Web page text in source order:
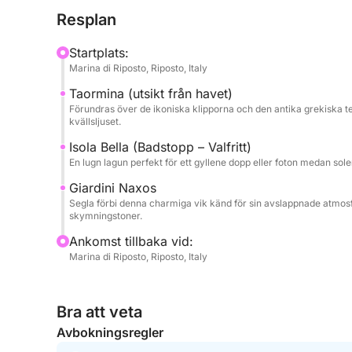
Turen fortsätter i lugn och ro och låter dig njuta
Det som gör denna tur speciell är den perfekta
skillnad från trånga gruppbåtar erbjuder
upplevelse – perfekt för par, små grupper eller
vid horisonten. Oavsett om ni firar något
parkett till Siciliens mest fascinerande show –
Resplan
Startplats:
Marina di Riposto, Riposto, Italy
Taormina (utsikt från havet)
Förundras över de ikoniska klipporna och den antika grekiska
kvällsljuset.
Isola Bella (Badstopp – Valfritt)
En lugn lagun perfekt för ett gyllene dopp eller foton medan
Giardini Naxos
Segla förbi denna charmiga vik känd för sin avslappnade
skymningstoner.
Ankomst tillbaka vid:
Marina di Riposto, Riposto, Italy
Bra att veta
Avbokningsregler